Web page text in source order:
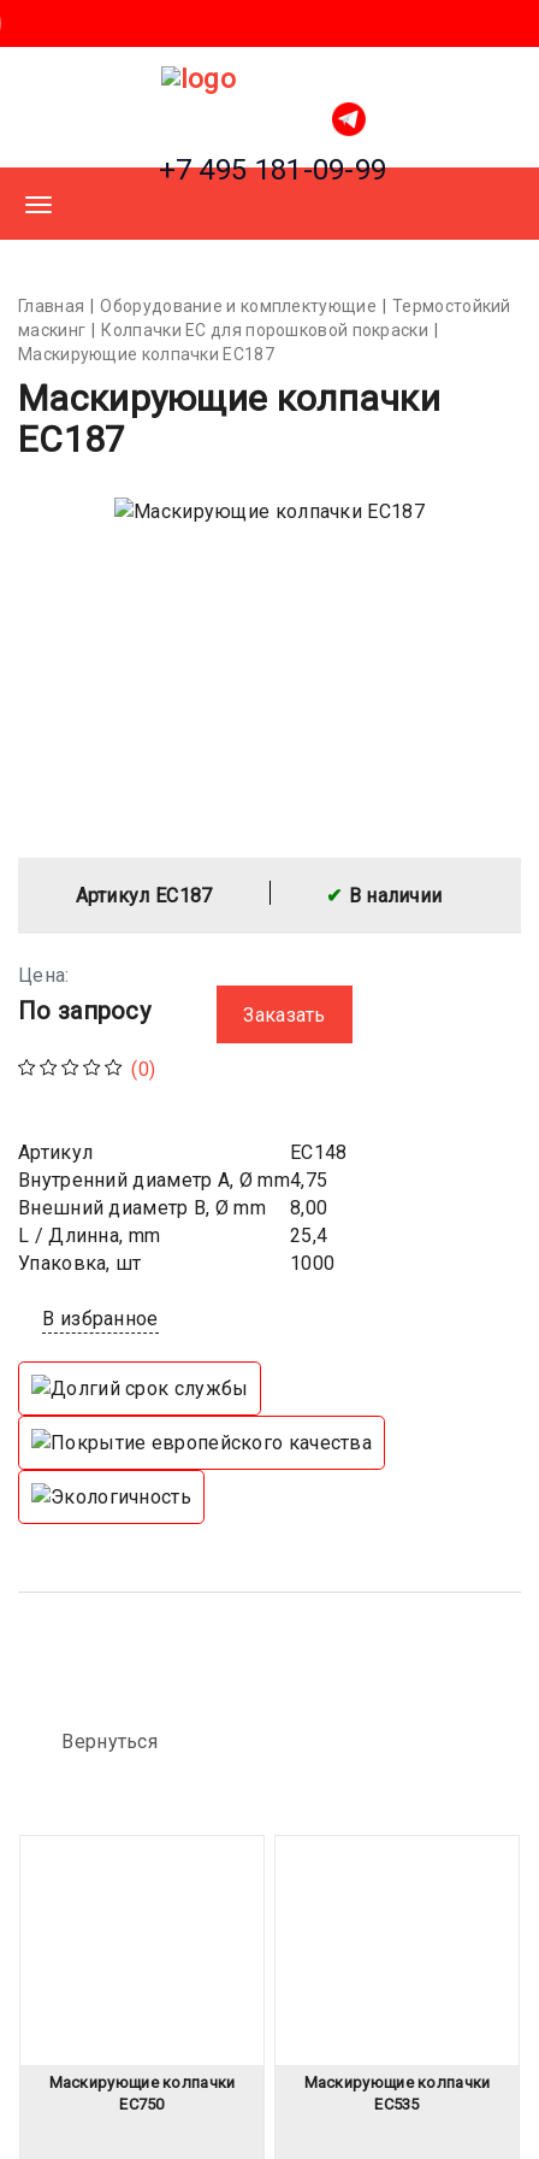
+7 495 181-09-99
Главная Оборудование и комплектующие
Термостойкий
маскинг
Колпачки ЕС для порошковой покраски
Маскирующие колпачки EC187
Маскирующие колпачки
EC187
Артикул EC187 В наличии
Цена:
По запросу Заказать
(0)
Артикул
EC148
Внутренний диаметр A, Ø mm4,75
Внешний диаметр B, Ø mm
8,00
L / Длинна, mm
25,4
Упаковка, шт
1000
В избранное
Вернуться
Маскирующие колпачки
EC750
Маскирующие колпачки
EC535